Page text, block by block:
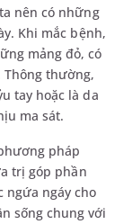
nên có những
Khi mắc bệnh,
mảng đỏ, có
Thông thường,
tay hoặc là da
ma sát.
pháp
trị góp phần
ngứa ngáy cho
sống chung với